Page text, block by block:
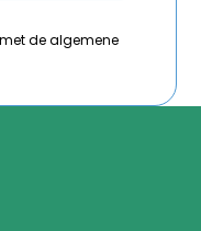
de algemene